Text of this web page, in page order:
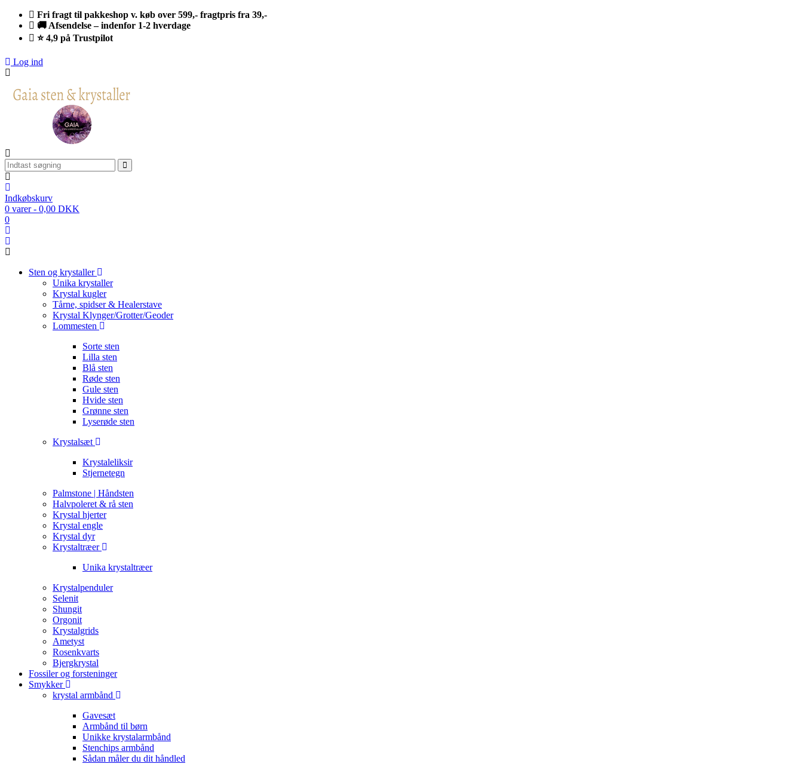
Fri fragt til pakkeshop v. køb over 599,- fragtpris fra 39,-
🚚 Afsendelse – indenfor 1-2 hverdage
⭐ 4,9 på Trustpilot
Log ind
Indkøbskurv
0 varer - 0,00 DKK
0
Sten og krystaller
Unika krystaller
Krystal kugler
Tårne, spidser & Healerstave
Krystal Klynger/Grotter/Geoder
Lommesten
Sorte sten
Lilla sten
Blå sten
Røde sten
Gule sten
Hvide sten
Grønne sten
Lyserøde sten
Krystalsæt
Krystaleliksir
Stjernetegn
Palmstone | Håndsten
Halvpoleret & rå sten
Krystal hjerter
Krystal engle
Krystal dyr
Krystaltræer
Unika krystaltræer
Krystalpenduler
Selenit
Shungit
Orgonit
Krystalgrids
Ametyst
Rosenkvarts
Bjergkrystal
Fossiler og forsteninger
Smykker
krystal armbånd
Gavesæt
Armbånd til børn
Unikke krystalarmbånd
Stenchips armbånd
Sådan måler du dit håndled